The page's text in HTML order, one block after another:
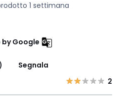
1 settimana
Google
Segnala
2